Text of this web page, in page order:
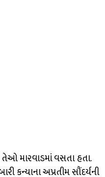
મારવાડમાં વસતા હતા.
કન્યાના અપ્રતીમ સૌંદર્યની